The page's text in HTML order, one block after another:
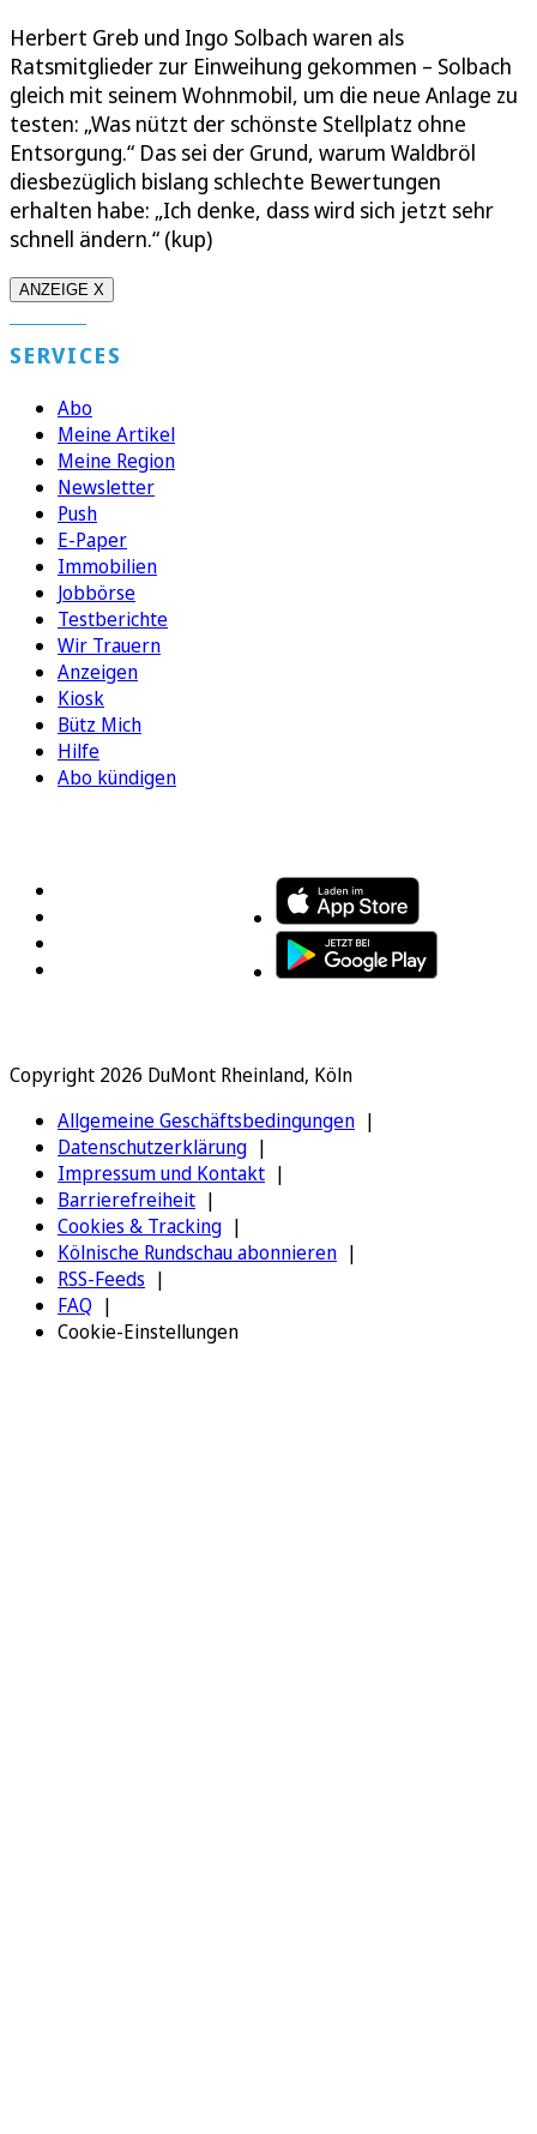
Herbert Greb und Ingo Solbach waren als
Ratsmitglieder zur Einweihung gekommen – Solbach
gleich mit seinem Wohnmobil, um die neue Anlage zu
testen: „Was nützt der schönste Stellplatz ohne
Entsorgung.“ Das sei der Grund, warum Waldbröl
diesbezüglich bislang schlechte Bewertungen
erhalten habe: „Ich denke, dass wird sich jetzt sehr
schnell ändern.“ (kup)
ANZEIGE X
SERVICES
Abo
Meine Artikel
Meine Region
Newsletter
Push
E-Paper
Immobilien
Jobbörse
Testberichte
Wir Trauern
Anzeigen
Kiosk
Bütz Mich
Hilfe
Abo kündigen
Copyright 2026 DuMont Rheinland, Köln
Allgemeine Geschäftsbedingungen
Datenschutzerklärung
Impressum und Kontakt
Barrierefreiheit
Cookies & Tracking
Kölnische Rundschau abonnieren
RSS-Feeds
FAQ
Cookie-Einstellungen